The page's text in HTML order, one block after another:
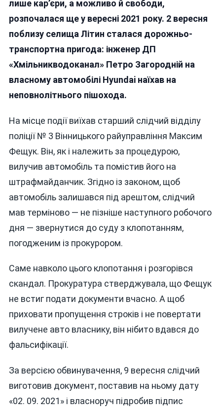
Старшого
Слідчого
Справі
лише кар’єри, а можливо й свободи,
розпочалася ще у вересні 2021 року. 2 вересня
поблизу селища Літин сталася дорожньо-
транспортна пригода: інженер ДП
«Хмільникводоканал» Петро Загородній на
власному автомобілі Hyundai наїхав на
неповнолітнього пішохода.
На місце події виїхав старший слідчий відділу
поліції № 3 Вінницького райуправління Максим
Фещук. Він, як і належить за процедурою,
вилучив автомобіль та помістив його на
штрафмайданчик. Згідно із законом, щоб
автомобіль залишався під арештом, слідчий
мав терміново — не пізніше наступного робочого
дня — звернутися до суду з клопотанням,
погодженим із прокурором.
Саме навколо цього клопотання і розгорівся
скандал. Прокуратура стверджувала, що Фещук
не встиг подати документи вчасно. А щоб
приховати пропущення строків і не повертати
вилучене авто власнику, він нібито вдався до
фальсифікації.
За версією обвинувачення, 9 вересня слідчий
виготовив документ, поставив на ньому дату
«02. 09. 2021» і власноруч підробив підпис